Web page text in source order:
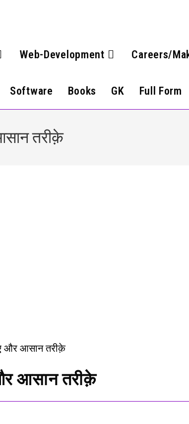
Web-Development Careers/
Software Books GK Full Form
तरीक़े
आसान तरीक़े